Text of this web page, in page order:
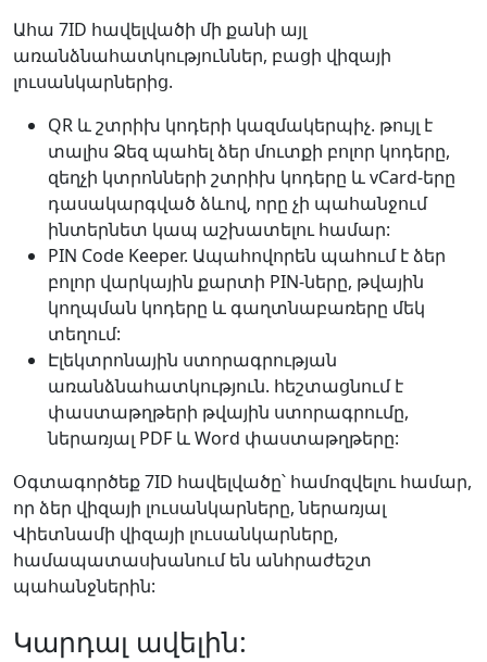
Ահա 7ID հավելվածի մի քանի այլ
առանձնահատկություններ, բացի վիզայի
լուսանկարներից.
QR և շտրիխ կոդերի կազմակերպիչ. թույլ է
տալիս Ձեզ պահել ձեր մուտքի բոլոր կոդերը,
զեղչի կտրոնների շտրիխ կոդերը և vCard-երը
դասակարգված ձևով, որը չի պահանջում
ինտերնետ կապ աշխատելու համար:
PIN Code Keeper. Ապահովորեն պահում է ձեր
բոլոր վարկային քարտի PIN-ները, թվային
կողպման կոդերը և գաղտնաբառերը մեկ
տեղում:
Էլեկտրոնային ստորագրության
առանձնահատկություն. հեշտացնում է
փաստաթղթերի թվային ստորագրումը,
ներառյալ PDF և Word փաստաթղթերը:
Օգտագործեք 7ID հավելվածը՝ համոզվելու համար,
որ ձեր վիզայի լուսանկարները, ներառյալ
Վիետնամի վիզայի լուսանկարները,
համապատասխանում են անհրաժեշտ
պահանջներին:
Կարդալ ավելին: